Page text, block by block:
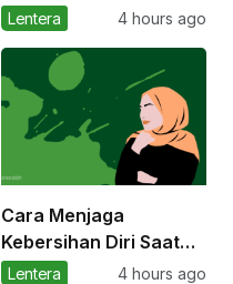
Lentera 4 hours ago
Cara Menjaga
Kebersihan Diri Saat
Haid
Lentera 4 hours ago